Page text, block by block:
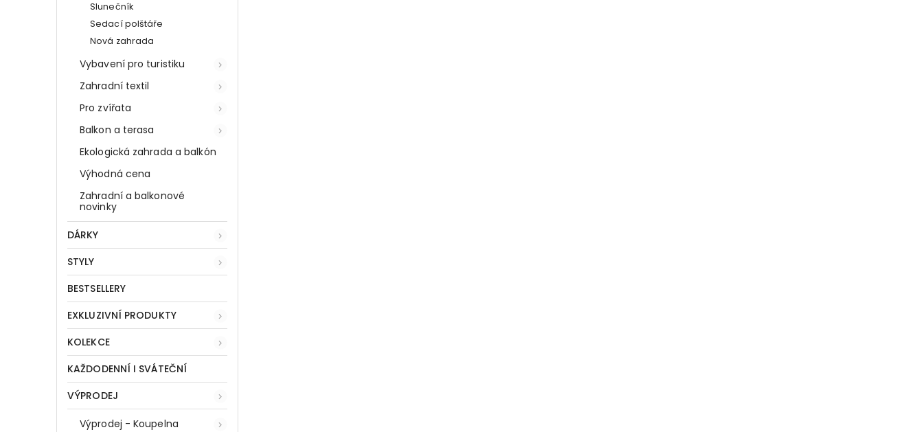
Slunečník
Sedací polštáře
Nová zahrada
Vybavení pro turistiku
Zahradní textil
Pro zvířata
Balkon a terasa
Ekologická zahrada a balkón
Výhodná cena
Zahradní a balkonové
novinky
DÁRKY
STYLY
BESTSELLERY
EXKLUZIVNÍ PRODUKTY
KOLEKCE
KAŽDODENNÍ I SVÁTEČNÍ
VÝPRODEJ
Výprodej - Koupelna